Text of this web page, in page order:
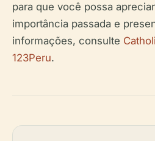
para que você possa
importância passada e
informações, consulte
123Peru.